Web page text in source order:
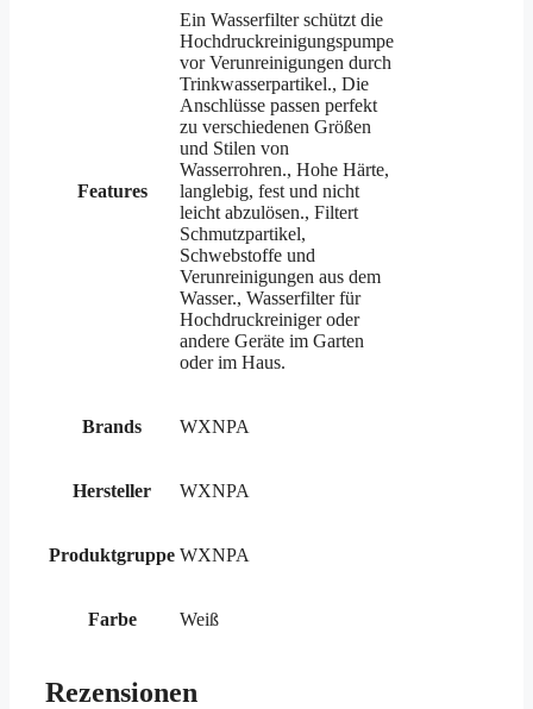
Features
Ein Wasserfilter schützt die
Hochdruckreinigungspumpe
vor Verunreinigungen durch
Trinkwasserpartikel., Die
Anschlüsse passen perfekt
zu verschiedenen Größen
und Stilen von
Wasserrohren., Hohe Härte,
langlebig, fest und nicht
leicht abzulösen., Filtert
Schmutzpartikel,
Schwebstoffe und
Verunreinigungen aus dem
Wasser., Wasserfilter für
Hochdruckreiniger oder
andere Geräte im Garten
oder im Haus.
Brands WXNPA
Hersteller WXNPA
Produktgruppe WXNPA
Farbe Weiß
Rezensionen